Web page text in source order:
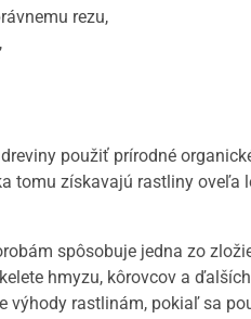
rezu,
použiť prírodné
tomu získavajú rastliny oveľa
spôsobuje jedna zo
hmyzu, kôrovcov a
výhody rastlinám, pokiaľ sa